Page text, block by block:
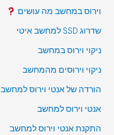
וירוס במחשב מה עושים
שדרוג SSD למחשב איטי
ניקוי וירוס במחשב
ניקוי וירוסים מהמחשב
הורדה של אנטי וירוס למחשב
אנטי וירוס למחשב
התקנת אנטי וירוס למחשב